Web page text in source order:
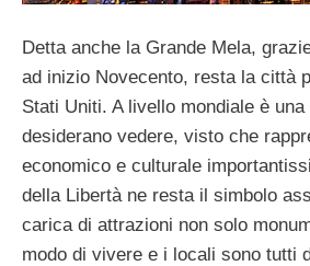
Detta anche la Grande Mela,
ad inizio Novecento, resta la città
Stati Uniti. A livello mondiale è
desiderano vedere, visto che
economico e culturale
della Libertà ne resta il simbolo
carica di attrazioni non solo
modo di vivere e i locali sono tutti